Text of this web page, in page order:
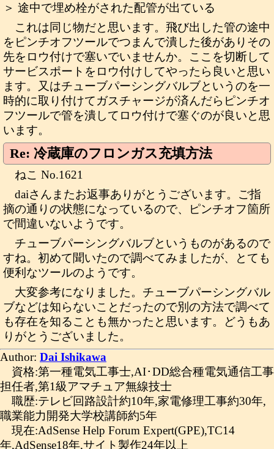
＞ 途中で埋め栓がされた配管が出ている
これは同じ物だと思います。飛び出した管の途中
をピンチオフツールでつまんで潰した後がありその
先をロウ付けで塞いでいませんか。ここを切断して
サービスポートをロウ付けしてやったら良いと思い
ます。又はチューブパーシングバルブというのを一
時的に取り付けてガスチャージが済んだらピンチオ
フツールで管を潰してロウ付けで塞ぐのが良いと思
います。
Re: 冷蔵庫のフロンガス充填方法
ねこ No.1621
daiさんまたお返事ありがとうございます。ご指
摘の通りの状態になっているので、ピンチオフ箇所
で間違いないようです。
チューブパーシングバルブというものがあるので
すね。初めて聞いたので調べてみましたが、とても
便利なツールのようです。
大変参考になりました。チューブパーシングバル
ブなどは知らないことだったので別の方法で調べて
も存在を知ることも無かったと思います。どうもあ
りがとうございました。
Author: Dai Ishikawa
資格:第一種電気工事士,AI･DD総合種電気通信工事
担任者,第1級アマチュア無線技士
職歴:テレビ回路設計約10年,家電修理工事約30年,
職業能力開発大学校講師約5年
現在:AdSense Help Forum Expert(GPE),TC14
年,AdSense18年,サイト製作24年以上